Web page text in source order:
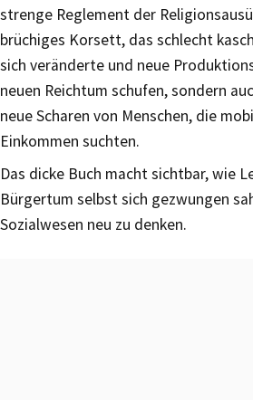
strenge Reglement der
brüchiges Korsett, das schlecht
sich veränderte und neue
neuen Reichtum schufen, sondern
neue Scharen von Menschen, die
Einkommen suchten.
Das dicke Buch macht sichtbar, wie
Bürgertum selbst sich gezwungen
Sozialwesen neu zu denken.